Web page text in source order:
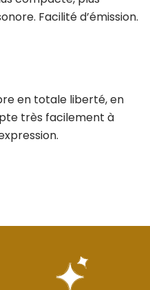
Facilité d’émission.
en totale liberté, en
très facilement à